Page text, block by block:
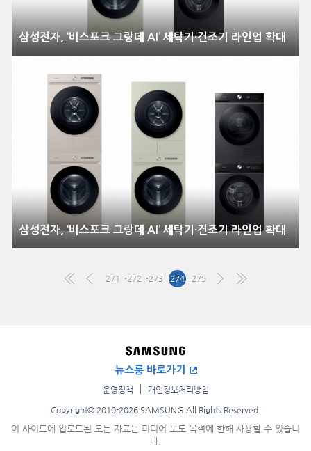
삼성전자, ‘비스포크 그랑데 AI’ 세탁기·건조기 라인업 확대
삼성전자, ‘비스포크 그랑데 AI’ 세탁기·건조기 라인업 확대
271 272 273 274 275
뉴스룸 바로가기
운영정책 개인정보처리방침
Copyright© 2010-2026 SAMSUNG All Rights Reserved.
이 사이트에 업로드된 모든 자료는 미디어 보도 목적에 한해 사용할 수 있습니
다.